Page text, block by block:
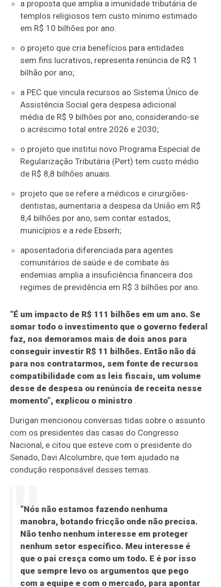
a proposta que amplia a imunidade tributária de
templos religiosos tem custo mínimo estimado
em R$ 10 bilhões por ano.
o projeto que cria benefícios para entidades
sem fins lucrativos, representa renúncia de R$ 1
bilhão por ano;
a PEC que vincula recursos ao Sistema Único de
Assistência Social gera despesa adicional
média de R$ 9 bilhões por ano, considerando-se
o acréscimo total entre 2026 e 2030;
o projeto que institui novo Programa Especial de
Regularização Tributária (Pert) tem custo médio
de R$ 8,8 bilhões anuais.
projeto que se refere a médicos e cirurgiões-
dentistas, aumentaria a despesa da União em R$
8,4 bilhões por ano, sem contar estados,
municípios e a rede Ebserh;
aposentadoria diferenciada para agentes
comunitários de saúde e de combate às
endemias amplia a insuficiência financeira dos
regimes de previdência em R$ 3 bilhões por ano.
“É um impacto de R$ 111 bilhões em um ano. Se
somar todo o investimento que o governo federal
faz, nos demoramos mais de dois anos para
conseguir investir R$ 11 bilhões. Então não dá
para nos contratarmos, sem fonte de recursos
compatibilidade com as leis fiscais, um volume
desse de despesa ou renúncia de receita nesse
momento”, explicou o ministro .
Durigan mencionou conversas tidas sobre o assunto
com os presidentes das casas do Congresso
Nacional, e citou que esteve com o presidente do
Senado, Davi Alcolumbre, que tem ajudado na
condução responsável desses temas.
“Nós não estamos fazendo nenhuma
manobra, botando fricção onde não precisa.
Não tenho nenhum interesse em proteger
nenhum setor específico. Meu interesse é
que o pai cresça como um todo. E é por isso
que sempre levo os argumentos que pego
com a equipe e com o mercado, para apontar